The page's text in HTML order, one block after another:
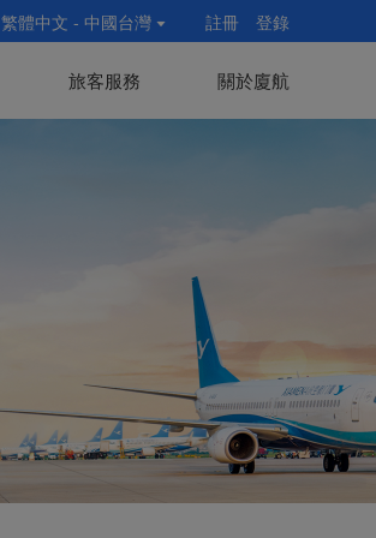
繁體中文 - 中國台灣 註冊 登錄
旅客服務 關於廈航